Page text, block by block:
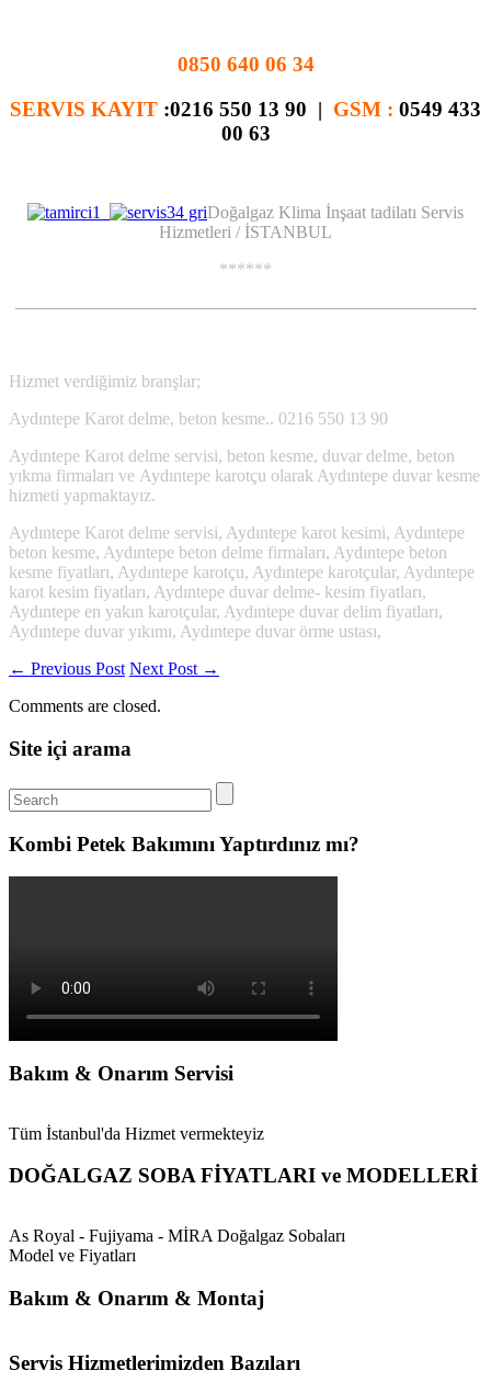
0850 640 06 34
SERVIS KAYIT :0216 550 13 90 | GSM : 0549 433
00 63
Doğalgaz Klima İnşaat tadilatı Servis
Hizmetleri / İSTANBUL
******
——————————————————————————-
Hizmet verdiğimiz branşlar;
Aydıntepe Karot delme, beton kesme.. 0216 550 13 90
Aydıntepe Karot delme servisi, beton kesme, duvar delme, beton
yıkma firmaları ve Aydıntepe karotçu olarak Aydıntepe duvar kesme
hizmeti yapmaktayız.
Aydıntepe Karot delme servisi, Aydıntepe karot kesimi, Aydıntepe
beton kesme, Aydıntepe beton delme firmaları, Aydıntepe beton
kesme fiyatları, Aydıntepe karotçu, Aydıntepe karotçular, Aydıntepe
karot kesim fiyatları, Aydıntepe duvar delme- kesim fiyatları,
Aydıntepe en yakın karotçular, Aydıntepe duvar delim fiyatları,
Aydıntepe duvar yıkımı, Aydıntepe duvar örme ustası,
← Previous Post Next Post →
Comments are closed.
Site içi arama
Kombi Petek Bakımını Yaptırdınız mı?
Bakım & Onarım Servisi
Tüm İstanbul'da Hizmet vermekteyiz
DOĞALGAZ SOBA FİYATLARI ve MODELLERİ
As Royal - Fujiyama - MİRA Doğalgaz Sobaları
Model ve Fiyatları
Bakım & Onarım & Montaj
Servis Hizmetlerimizden Bazıları